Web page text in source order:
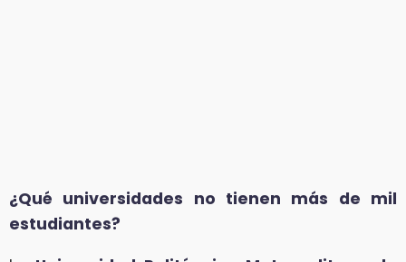
¿Qué universidades no tienen más de mil
estudiantes?